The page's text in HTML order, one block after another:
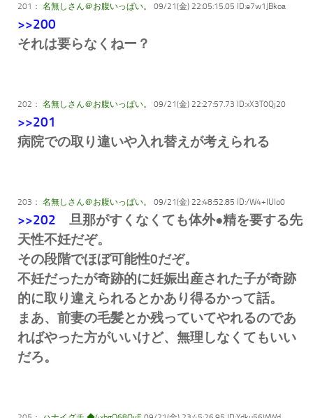
201： 名無しさん＠お腹いっぱい。 09/21(金) 22:05:15.05 ID:e7w1JBkoa
>>200
それは要らなくねー？
202： 名無しさん＠お腹いっぱい。 09/21(金) 22:27:57.73 ID:xX3T0Qj20
>>201
病院での取り違いや入れ替えが考えられる
203： 名無しさん＠お腹いっぱい。 09/21(金) 22:48:52.85 ID:/W4+IUIo0
>>202 旦那がすくなくても体外●精を要する先
天性不妊だぞ。
その段階でほぼ可能性0だぞ。
不妊だったが奇跡的に妊娠出産された子が奇跡
的に取り違えられるとかあり得るかって話。
まあ、前妻の毛髪とか残っていてやれるのであ
ればやった方がいいけど、無理しなくてもいい
だろ。